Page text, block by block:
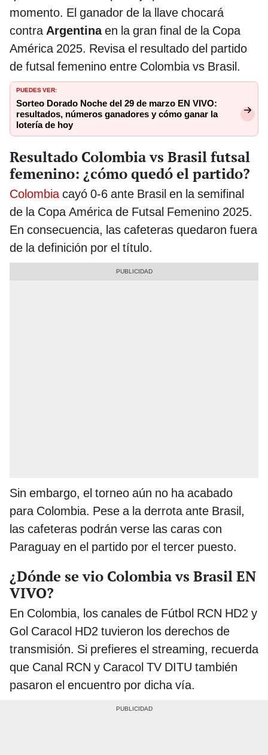
momento. El ganador de la llave chocará
contraArgentinaen la gran final de la Copa
América 2025. Revisa el resultado del partido
de futsal femenino entre Colombia vs Brasil.
PUEDES VER:
Sorteo Dorado Noche del 29 de marzo EN VIVO:
resultados, números ganadores y cómo ganar la
lotería de hoy
Resultado Colombia vs Brasil futsal
femenino: ¿cómo quedó el partido?
Colombiacayó 0-6 ante Brasil en la semifinal
de la Copa América de Futsal Femenino 2025.
En consecuencia, las cafeteras quedaron fuera
de la definición por el título.
Sin embargo, el torneo aún no ha acabado
para Colombia. Pese a la derrota ante Brasil,
las cafeteras podrán verse las caras con
Paraguay en el partido por el tercer puesto.
¿Dónde se vio Colombia vs Brasil EN
VIVO?
En Colombia, los canales de Fútbol RCN HD2 y
Gol Caracol HD2 tuvieron los derechos de
transmisión. Si prefieres el streaming, recuerda
que Canal RCN y Caracol TV DITU también
pasaron el encuentro por dicha vía.